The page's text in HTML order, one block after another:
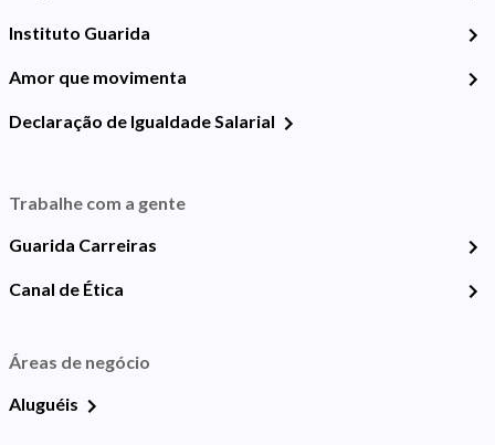
Instituto Guarida
Amor que movimenta
Declaração de Igualdade Salarial
Trabalhe com a gente
Guarida Carreiras
Canal de Ética
Áreas de negócio
Aluguéis